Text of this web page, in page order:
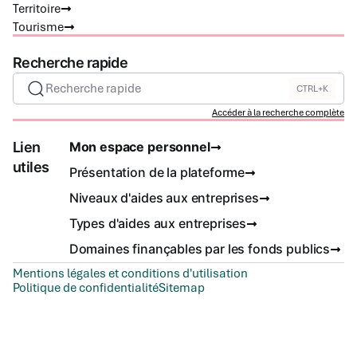
Territoire
Tourisme
Recherche rapide
Recherche rapide CTRL+K
Accéder à la recherche complète
Lien
utiles
Mon espace personnel
Présentation de la plateforme
Niveaux d'aides aux entreprises
Types d'aides aux entreprises
Domaines finançables par les fonds publics
Mentions légales et conditions d'utilisation
Politique de confidentialitéSitemap